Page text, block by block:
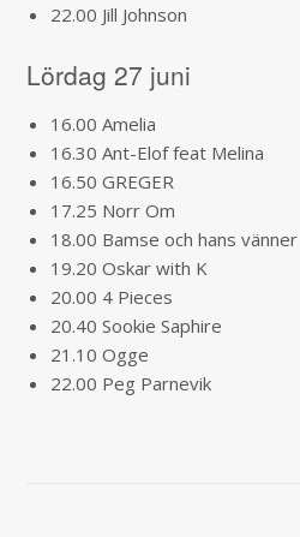
22.00 Jill Johnson
Lördag 27 juni
16.00 Amelia
16.30 Ant-Elof feat Melina
16.50 GREGER
17.25 Norr Om
18.00 Bamse och hans vänner
19.20 Oskar with K
20.00 4 Pieces
20.40 Sookie Saphire
21.10 Ogge
22.00 Peg Parnevik